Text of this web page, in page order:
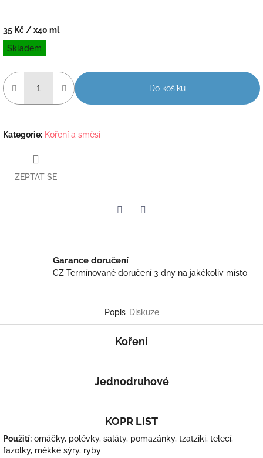
35 Kč / x40 ml
Měrná
cena:
Skladem
Do košíku
Kategorie: Koření a směsi
ZEPTAT SE
Garance doručení
CZ Termínované doručení 3 dny na jakékoliv místo
Popis Diskuze
Koření
Jednodruhové
KOPR LIST
Použití: omáčky, polévky, saláty, pomazánky, tzatziki, telecí,
fazolky, měkké sýry, ryby